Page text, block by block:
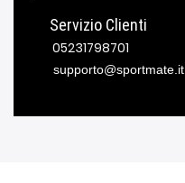
Servizio Clienti
05231798701
supporto@sportmate.it